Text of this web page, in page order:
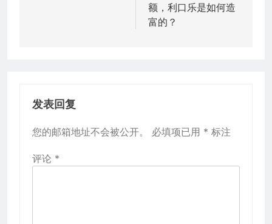
额，利口乐是如何造
富的？
发表回复
您的邮箱地址不会被公开。 必填项已用 * 标注
评论 *